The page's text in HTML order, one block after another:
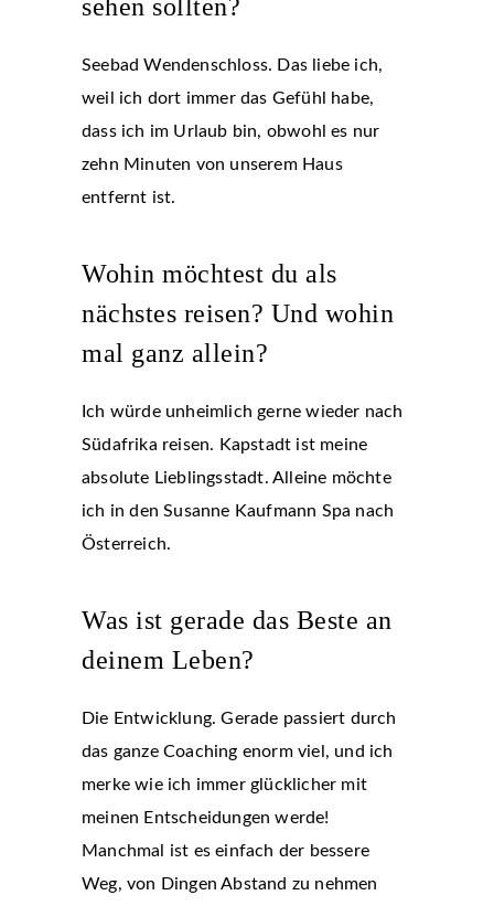
sehen sollten?
Seebad Wendenschloss. Das liebe ich,
weil ich dort immer das Gefühl habe,
dass ich im Urlaub bin, obwohl es nur
zehn Minuten von unserem Haus
entfernt ist.
Wohin möchtest du als
nächstes reisen? Und wohin
mal ganz allein?
Ich würde unheimlich gerne wieder nach
Südafrika reisen. Kapstadt ist meine
absolute Lieblingsstadt. Alleine möchte
ich in den Susanne Kaufmann Spa nach
Österreich.
Was ist gerade das Beste an
deinem Leben?
Die Entwicklung. Gerade passiert durch
das ganze Coaching enorm viel, und ich
merke wie ich immer glücklicher mit
meinen Entscheidungen werde!
Manchmal ist es einfach der bessere
Weg, von Dingen Abstand zu nehmen